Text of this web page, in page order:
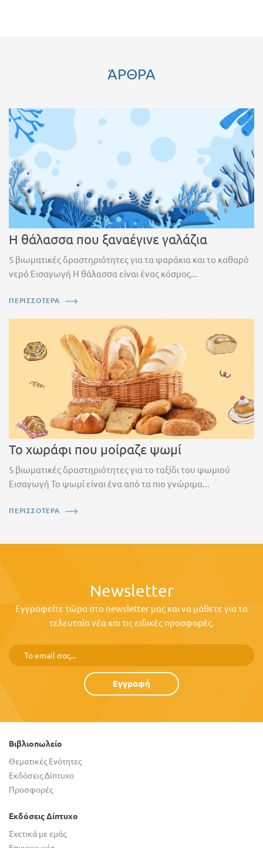
ΆΡΘΡΑ
Η θάλασσα που ξαναέγινε γαλάζια
5 βιωματικές δραστηριότητες για τα ψαράκια και το καθαρό
νερό Εισαγωγή Η θάλασσα είναι ένας κόσμος...
ΠΕΡΙΣΣΟΤΕΡΑ
Το χωράφι που μοίραζε ψωμί
5 βιωματικές δραστηριότητες για το ταξίδι του ψωμιού
Εισαγωγή Το ψωμί είναι ένα από τα πιο γνώριμα...
ΠΕΡΙΣΣΟΤΕΡΑ
Newsletter
Εγγραφείτε τώρα στο newsletter μας και να μάθετε για τα
τελευταία νέα και τις ειδικές προσφορές.
Εγγραφή
Βιβλιοπωλείο
Θεματικές Ενότητες
Εκδόσεις Δίπτυχο
Προσφορές
Εκδόσεις Δίπτυχο
Σχετικά με εμάς